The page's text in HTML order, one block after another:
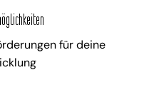
für deine